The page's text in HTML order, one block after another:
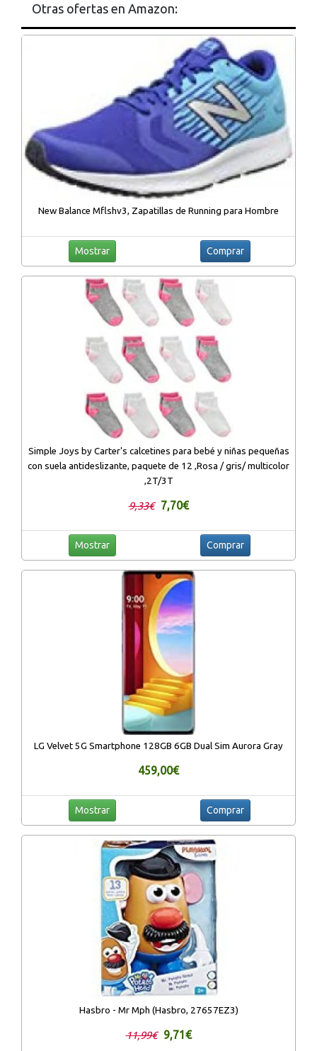
Otras ofertas en Amazon:
New Balance Mflshv3, Zapatillas de Running para Hombre
Mostrar Comprar
Simple Joys by Carter's calcetines para bebé y niñas pequeñas
con suela antideslizante, paquete de 12 ,Rosa / gris/ multicolor
,2T/3T
9,33€ 7,70€
Mostrar Comprar
LG Velvet 5G Smartphone 128GB 6GB Dual Sim Aurora Gray
459,00€
Mostrar Comprar
Hasbro - Mr Mph (Hasbro, 27657EZ3)
11,99€ 9,71€